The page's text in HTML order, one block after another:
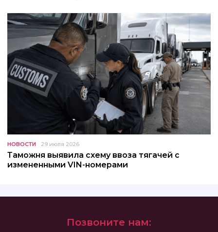
НОВОСТИ 29 июля 2026
Таможня выявила схему ввоза тягачей с
измененными VIN-номерами
Позвоните нам: